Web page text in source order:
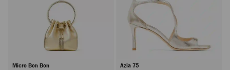
Micro Bon Bon Azia 75